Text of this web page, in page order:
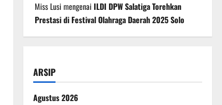
Miss Lusi mengenai ILDI DPW Salatiga Torehkan
Prestasi di Festival Olahraga Daerah 2025 Solo
ARSIP
Agustus 2026